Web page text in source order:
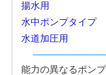
揚水用
水中ポンプタイプ
水道加圧用
能力の異なるポン